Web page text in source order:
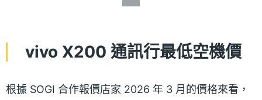
vivo X200 通訊行最低空機價
根據 SOGI 合作報價店家 2026 年 3 月的價格來看，